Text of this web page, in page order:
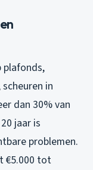
plafonds,
in
dan 30% van
jaar is
problemen.
€5.000 tot